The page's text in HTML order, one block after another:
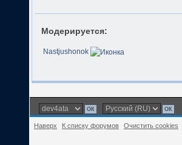
Модерируется:
Nastjushonok
Наверх К списку форумов Очистить cookies